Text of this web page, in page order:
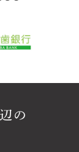
の